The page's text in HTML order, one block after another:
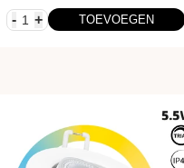
- + TOEVOEGEN